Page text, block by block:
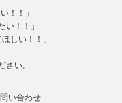
！！」
い！！」
しい！！」
い。
い合わせ